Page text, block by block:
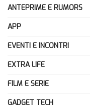
ANTEPRIME E RUMORS
APP
EVENTI E INCONTRI
EXTRA LIFE
FILM E SERIE
GADGET TECH